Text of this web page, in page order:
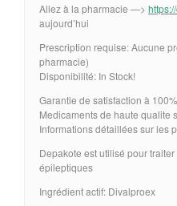
Allez à la pharmacie —>
aujourd’hui
Prescription requise: Aucune
pharmacie)
Disponibilité: In Stock!
Garantie de satisfaction à 100%
Medicaments de haute qualite
Informations détaillées sur les
Depakote est utilisé pour
épileptiques
Ingrédient actif: Divalproex